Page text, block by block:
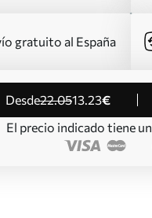
gratuito al España
desde22.0513.23€
El precio indicado tiene un